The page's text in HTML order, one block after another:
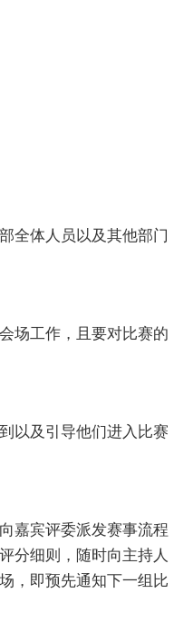
体人员以及其他部门
工作，且要对比赛的
及引导他们进入比赛
宾评委派发赛事流程
分细则，随时向主持人
，即预先通知下一组比